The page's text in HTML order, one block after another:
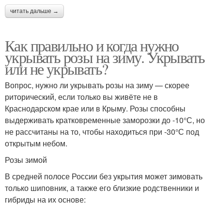
читать дальше →
Как правильно и когда нужно
укрывать розы на зиму. Укрывать
или не укрывать?
Вопрос, нужно ли укрывать розы на зиму — скорее
риторический, если только вы живёте не в
Краснодарском крае или в Крыму. Розы способны
выдерживать кратковременные заморозки до -10°С, но
не рассчитаны на то, чтобы находиться при -30°С под
открытым небом.
Розы зимой
В средней полосе России без укрытия может зимовать
только шиповник, а также его близкие родственники и
гибриды на их основе: